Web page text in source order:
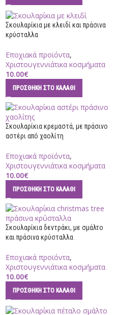
Σκουλαρίκια με κλειδί και πράσινα
κρύσταλλα
Εποχιακά προϊόντα,
Χριστουγεννιάτικα κοσμήματα
10.00€
ΠΡΟΣΘΉΚΗ ΣΤΟ ΚΑΛΆΘΙ
Σκουλαρίκια κρεμαστά, με πράσινο
αστέρι από χαολίτη
Εποχιακά προϊόντα,
Χριστουγεννιάτικα κοσμήματα
10.00€
ΠΡΟΣΘΉΚΗ ΣΤΟ ΚΑΛΆΘΙ
Σκουλαρίκια δεντράκι, με σμάλτο
και πράσινα κρύσταλλα
Εποχιακά προϊόντα,
Χριστουγεννιάτικα κοσμήματα
10.00€
ΠΡΟΣΘΉΚΗ ΣΤΟ ΚΑΛΆΘΙ